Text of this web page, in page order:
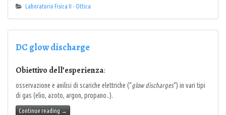
Laboratorio Fisica II - Ottica
DC glow discharge
Obiettivo dell’esperienza:
osservazione e anilisi di scariche elettriche (“glow discharges“) in vari tipi
di gas (elio, azoto, argon, propano..).
Continue reading →